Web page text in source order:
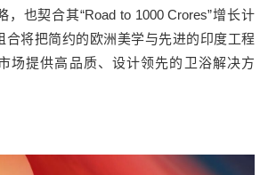
也契合其“Road to 1000 Crores”增长计
合将把简约的欧洲美学与先进的印度工程
场提供高品质、设计领先的卫浴解决方